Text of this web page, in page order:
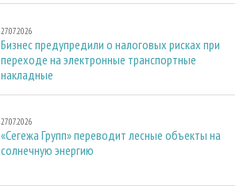
27.07.2026
Бизнес предупредили о налоговых рисках при
переходе на электронные транспортные
накладные
27.07.2026
«Сегежа Групп» переводит лесные объекты на
солнечную энергию